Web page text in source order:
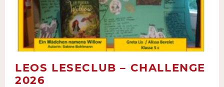
LEOS LESECLUB – CHALLENGE
2026